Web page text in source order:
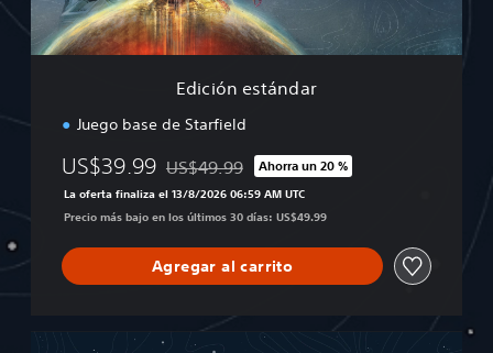
t
á
n
Edición estándar
Juego base de Starfield
US$39.99 Rebajado del precio original de US$49.99
US$49.99 Ahorra un 20 %
La oferta finaliza el 13/8/2026 06:59 AM UTC
Precio más bajo en los últimos 30 días: US$49.99
Agregar al carrito